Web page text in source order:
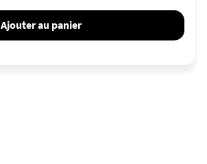
Ajouter au panier